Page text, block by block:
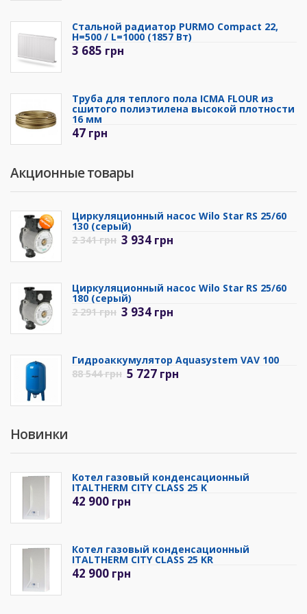
Стальной радиатор PURMO Compact 22,
H=500 / L=1000 (1857 Вт)
3 685 грн
Труба для теплого пола ICMA FLOUR из
сшитого полиэтилена высокой плотности
16 мм
47 грн
Акционные товары
Циркуляционный насос Wilo Star RS 25/60
130 (серый)
2 341грн 3 934 грн
Циркуляционный насос Wilo Star RS 25/60
180 (серый)
2 291грн 3 934 грн
Гидроаккумулятор Aquasystem VAV 100
88 544грн 5 727 грн
Новинки
Котел газовый конденсационный
ITALTHERM CITY CLASS 25 K
42 900 грн
Котел газовый конденсационный
ITALTHERM CITY CLASS 25 KR
42 900 грн